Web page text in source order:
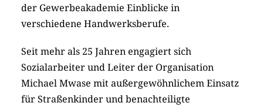
der Gewerbeakademie Einblicke in
verschiedene Handwerksberufe.
Seit mehr als 25 Jahren engagiert sich
Sozialarbeiter und Leiter der Organisation
Michael Mwase mit außergewöhnlichem Einsatz
für Straßenkinder und benachteiligte